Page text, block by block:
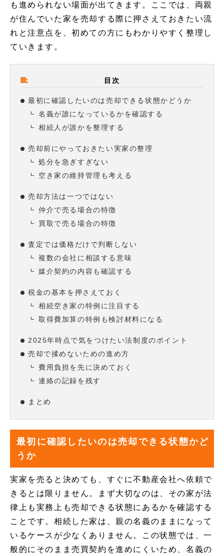
も進められない場面が出てきます。ここでは、両親
が住んでいた家を売却する際に押さえておきたい流
れと注意点を、初めての方にもわかりやすく整理し
ていきます。
目次
最初に確認したいのは売却できる状態かどうか
名義が誰になっているかを確認する
相続人が誰かを整理する
売却前にやっておきたい実家の整理
処分を急ぎすぎない
空き家の維持管理も考える
売却方法は一つではない
仲介で売る場合の特徴
買取で売る場合の特徴
査定では価格だけで判断しない
複数の会社に相談する意味
媒介契約の内容も確認する
税金の基本を押さえておく
相続空き家の特例に注目する
取得費加算の特例も検討材料になる
2025年時点で気をつけたい法制度のポイント
売却で揉めないための進め方
費用負担を先に決めておく
連絡の記録を残す
まとめ
最初に確認したいのは売却できる状態かど
うか
実家を売ると決めても、すぐに不動産会社へ依頼で
きるとは限りません。まず大切なのは、その家が法
律上も実務上も売却できる状態にあるかを確認する
ことです。相続した家は、親の名義のままになって
いるケースが少なくありません。この状態では、一
般的にそのまま売買契約を進めにくいため、名義の